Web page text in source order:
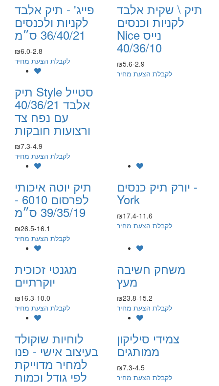
תיק \ שקית אלבד
לקניות וכנסים
Nice נייס
40/36/10
₪5.6-2.9
לקבלת הצעת מחיר
פייג' - תיק אלבד
לקניות ולכנסים
36/40/21 ס״מ
₪6.0-2.8
לקבלת הצעת מחיר
תיק Style סטייל
אלבד 40/36/21
עם נפח צד
ורצועות חובקות
₪7.3-4.9
לקבלת הצעת מחיר
יורק תיק כנסים -
York
₪17.4-11.6
לקבלת הצעת מחיר
תיק יוטה איכותי
לפרסום 6010 -
39/35/19 ס״מ
₪26.5-16.1
לקבלת הצעת מחיר
משחק חשיבה
מעץ
₪23.8-15.2
לקבלת הצעת מחיר
מגנטי זכוכית
יוקרתיים
₪16.3-10.0
לקבלת הצעת מחיר
צמידי סיליקון
ממותגים
₪7.3-4.5
לקבלת הצעת מחיר
לוחיות שוקולד
בעיצוב אישי - פנו
למחיר מדוייקת
לפי גודל וכמות